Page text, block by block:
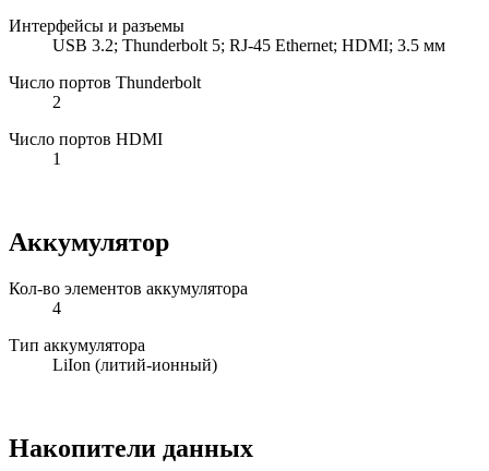
Интерфейсы и разъемы
USB 3.2; Thunderbolt 5; RJ-45 Ethernet; HDMI; 3.5 мм
Число портов Thunderbolt
2
Число портов HDMI
1
Аккумулятор
Кол-во элементов аккумулятора
4
Тип аккумулятора
LiIon (литий-ионный)
Накопители данных